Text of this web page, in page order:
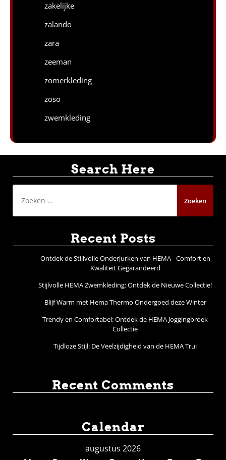
zakelijke
zalando
zara
zeeman
zomerkleding
zoso
zwemkleding
Search Here
naar:
Recent Posts
Ontdek de Stijlvolle Onderjurken van HEMA - Comfort en
Kwaliteit Gegarandeerd
Stijlvolle HEMA Zwemkleding: Ontdek de Nieuwe Collectie!
Blijf Warm met Hema Thermo Ondergoed deze Winter
Trendy en Comfortabel: Ontdek de HEMA Joggingbroek
Collectie
Tijdloze Stijl: De Veelzijdigheid van de HEMA Trui
Recent Comments
Calendar
augustus 2026